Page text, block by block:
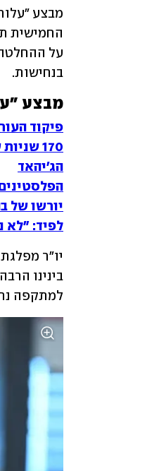
בנחישות.
מבצע
פיקוד העורף מגביל
הג'יהאד
הפלסטינים: בת 5 נהרגה בתקיפות
יורשו של
לפיד: "לא
למתקפה